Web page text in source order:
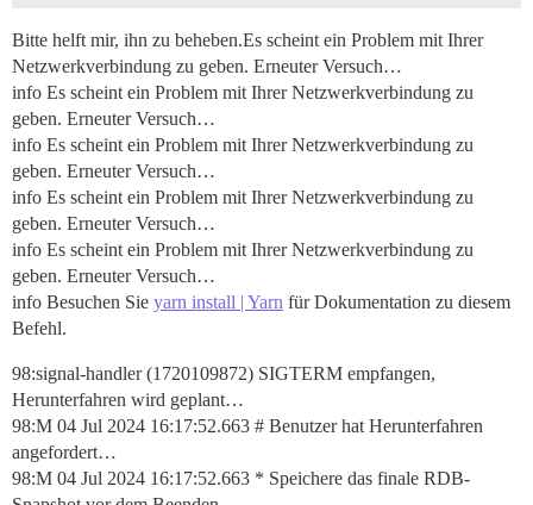
Bitte helft mir, ihn zu beheben.Es scheint ein Problem mit Ihrer
Netzwerkverbindung zu geben. Erneuter Versuch…
info Es scheint ein Problem mit Ihrer Netzwerkverbindung zu
geben. Erneuter Versuch…
info Es scheint ein Problem mit Ihrer Netzwerkverbindung zu
geben. Erneuter Versuch…
info Es scheint ein Problem mit Ihrer Netzwerkverbindung zu
geben. Erneuter Versuch…
info Es scheint ein Problem mit Ihrer Netzwerkverbindung zu
geben. Erneuter Versuch…
info Besuchen Sie yarn install | Yarn für Dokumentation zu diesem
Befehl.
98:signal-handler (1720109872) SIGTERM empfangen,
Herunterfahren wird geplant…
98:M 04 Jul 2024 16:17:52.663 # Benutzer hat Herunterfahren
angefordert…
98:M 04 Jul 2024 16:17:52.663 * Speichere das finale RDB-